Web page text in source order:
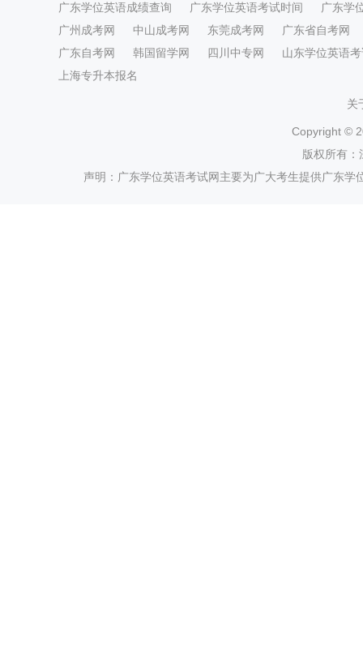
广东学位英语成绩查询
广东学位英语考试时间
广东学
广州成考网
中山成考网 东莞成考网
广东省自考网
广东自考网
韩国留学网 四川中专网
山东学位英语
上海专升本报名
关
Copyright ©
版权所有
声明：广东学位英语考试网主要为广大考生提供广东